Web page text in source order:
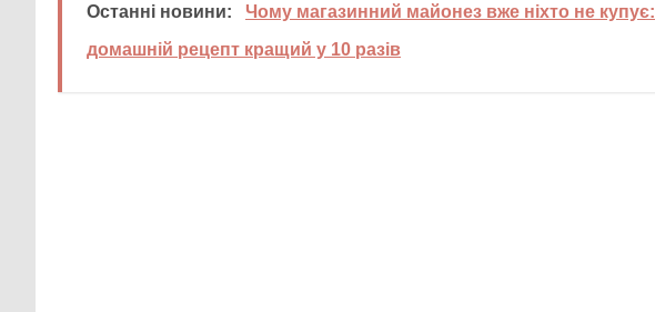
Останні новини:
Чому магазинний майонез вже ніхто не купує:
домашній рецепт кращий у 10 разів